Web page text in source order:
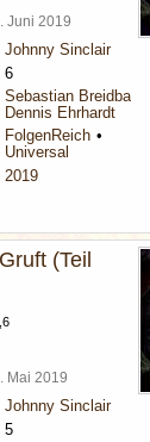
Juni 2019
Johnny Sinclair
6
Sebastian Breidbach
Dennis Ehrhardt
FolgenReich
Universal
2019
(Teil
Mai 2019
Johnny Sinclair
5